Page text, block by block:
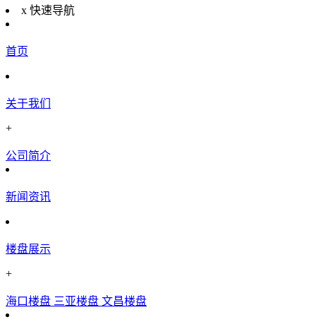
x 快速导航
首页
关于我们
+
公司简介
新闻资讯
楼盘展示
+
海口楼盘 三亚楼盘 文昌楼盘